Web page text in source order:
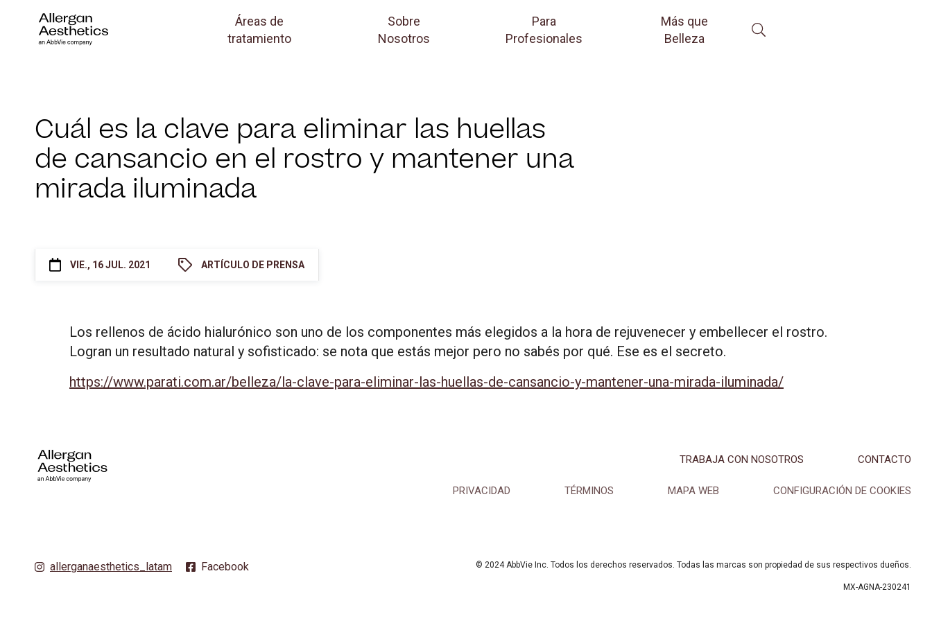
Áreas de
tratamiento
Sobre
Nosotros
Para
Profesionales
Más que
Belleza
Cuál es la clave para eliminar las huellas
de cansancio en el rostro y mantener una
mirada iluminada
VIE., 16 JUL. 2021 ARTÍCULO DE PRENSA
Los rellenos de ácido hialurónico son uno de los componentes más elegidos a la hora de rejuvenecer y embellecer el rostro.
Logran un resultado natural y sofisticado: se nota que estás mejor pero no sabés por qué. Ese es el secreto.
https://www.parati.com.ar/belleza/la-clave-para-eliminar-las-huellas-de-cansancio-y-mantener-una-mirada-iluminada/
TRABAJA CON NOSOTROS CONTACTO
PRIVACIDAD TÉRMINOS MAPA WEB CONFIGURACIÓN DE COOKIES
allerganaesthetics_latam Facebook © 2024 AbbVie Inc. Todos los derechos reservados. Todas las marcas son propiedad de sus respectivos dueños.
MX-AGNA-230241